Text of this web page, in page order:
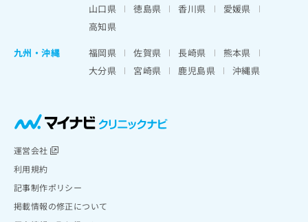
山口県
徳島県 香川県
愛媛県
高知県
九州・沖縄
福岡県 佐賀県 長崎県
熊本県
大分県
宮崎県 鹿児島県 沖縄県
運営会社
利用規約
記事制作ポリシー
掲載情報の修正について